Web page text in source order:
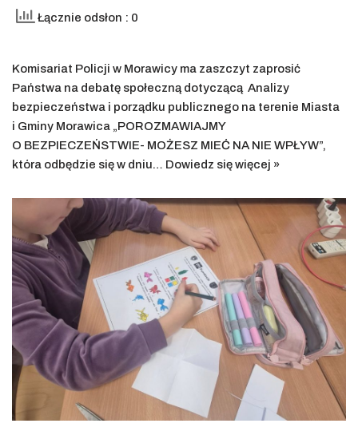
Łącznie odsłon : 0
Komisariat Policji w Morawicy ma zaszczyt zaprosić
Państwa na debatę społeczną dotyczącą Analizy
bezpieczeństwa i porządku publicznego na terenie Miasta
i Gminy Morawica „POROZMAWIAJMY
O BEZPIECZEŃSTWIE- MOŻESZ MIEĆ NA NIE WPŁYW”,
która odbędzie się w dniu… Dowiedz się więcej »